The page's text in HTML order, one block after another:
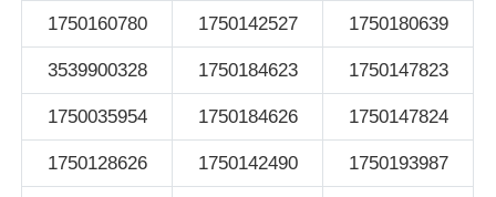
1750160780 1750142527 1750180639
3539900328 1750184623 1750147823
1750035954 1750184626 1750147824
1750128626 1750142490 1750193987